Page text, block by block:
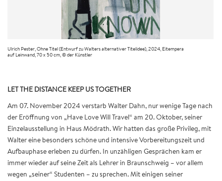
Ulrich Pester, Ohne Titel (Entwurf zu Walters alternativer Titelidee), 2024, Eitempera
auf Leinwand, 70 x 50 cm, © der Künstler
LET THE DISTANCE KEEP US TOGETHER
Am 07. November 2024 verstarb Walter Dahn, nur wenige Tage nach
der Eröffnung von „Have Love Will Travel“ am 20. Oktober, seiner
Einzelausstellung in Haus Mödrath. Wir hatten das große Privileg, mit
Walter eine besonders schöne und intensive Vorbereitungszeit und
Aufbauphase erleben zu dürfen. In unzähligen Gesprächen kam er
immer wieder auf seine Zeit als Lehrer in Braunschweig – vor allem
wegen „seiner“ Studenten – zu sprechen. Mit einigen seiner